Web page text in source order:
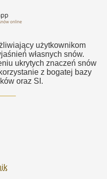
użytkownikom
własnych snów.
ukrytych znaczeń snów
z bogatej bazy
oraz SI.